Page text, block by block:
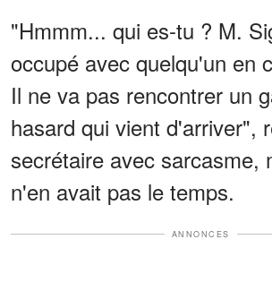
"Hmmm... qui es-tu ? M.
occupé avec quelqu'un en
Il ne va pas rencontrer un
hasard qui vient d'arriver",
secrétaire avec sarcasme,
n'en avait pas le temps.
ANNONCES